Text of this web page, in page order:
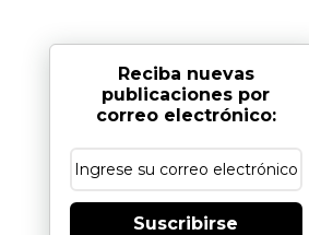
Reciba nuevas
publicaciones por
correo electrónico:
Suscribirse